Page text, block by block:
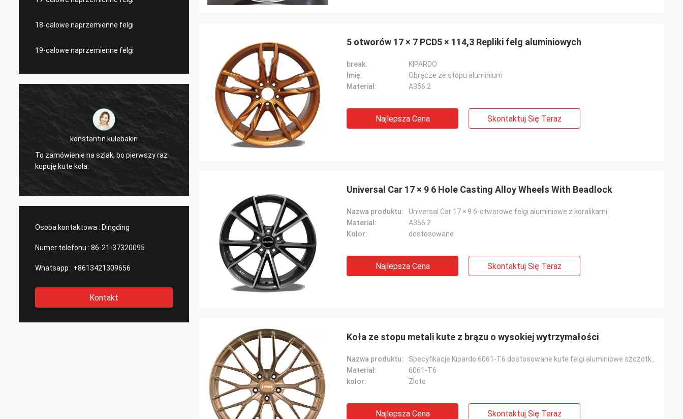
18-calowe naprzemienne felgi
19-calowe naprzemienne felgi
konstantin kulebakin
To zamówienie na szlak, bo pierwszy raz
kupuję kute koła.
Lucas Mendes
Osoba kontaktowa : Dingding
Numer telefonu : 86-21-37320095
Whatsapp : +8613421309656
Kontakt
5 otworów 17 × 7 PCD5 × 114,3 Repliki felg aluminiowych
break:
KIPARDO
Imię:
Obręcze ze stopu aluminium
Materiał:
A356.2
Najlepsza Cena Skontaktuj Się Teraz
Universal Car 17 × 9 6 Hole Casting Alloy Wheels With Beadlock
Nazwa produktu:
Universal Car 17 × 9 6-otworowe felgi aluminiowe z koralikami
Materiał:
A356.2
Kolor:
dostosowane
Najlepsza Cena Skontaktuj Się Teraz
Koła ze stopu metali kute z brązu o wysokiej wytrzymałości
Nazwa produktu:
Materiał:
6061-T6
kolor:
Złoto
Najlepsza Cena Skontaktuj Się Teraz